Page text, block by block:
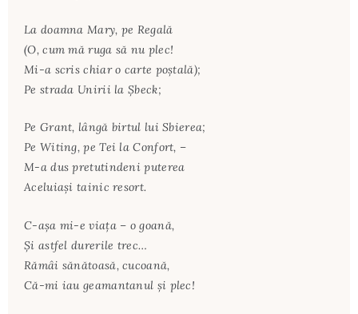
La doamna Mary, pe Regală
(O, cum mă ruga să nu plec!
Mi-a scris chiar o carte poştală);
Pe strada Unirii la Şbeck;
Pe Grant, lângă birtul lui Sbierea;
Pe Witing, pe Tei la Confort, –
M-a dus pretutindeni puterea
Aceluiaşi tainic resort.
C-aşa mi-e viaţa – o goană,
Şi astfel durerile trec…
Rămâi sănătoasă, cucoană,
Că-mi iau geamantanul şi plec!